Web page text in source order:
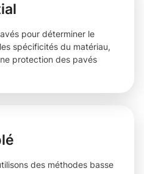
pour déterminer le
spécificités du matériau,
protection des pavés
des méthodes basse